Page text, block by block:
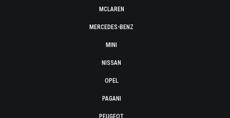
MCLAREN
MERCEDES-BENZ
MINI
NISSAN
OPEL
PAGANI
PEUGEOT